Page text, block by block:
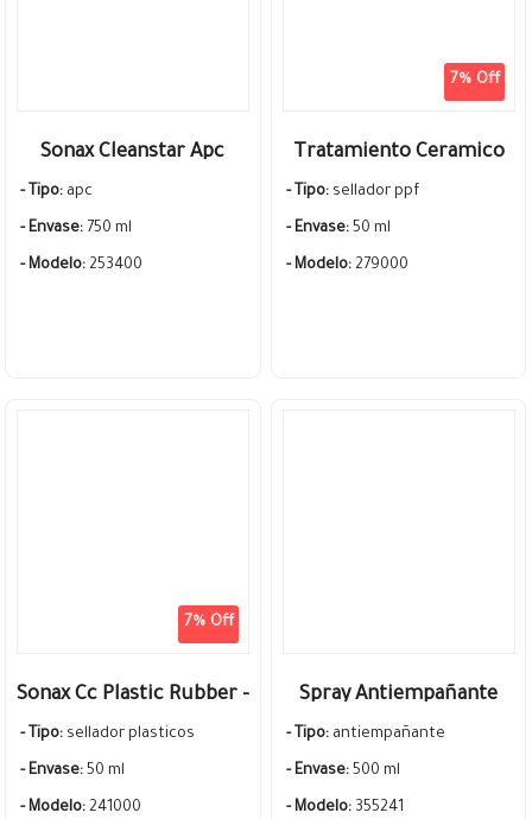
Sonax Cleanstar Apc
Limpiador
Multiproposito Listo
- Tipo: apc
- Envase: 750 ml
- Modelo: 253400
7% Off
Tratamiento Ceramico
Ppf Vinyl Sellador Sonax
Profiline
- Tipo: sellador ppf
- Envase: 50 ml
- Modelo: 279000
7% Off
Sonax Cc Plastic Rubber -
Sellador Ceramico
Plastico Y Goma
- Tipo: sellador plasticos
- Envase: 50 ml
- Modelo: 241000
Spray Antiempañante
Interior Sonax 500 ML
- Tipo: antiempañante
- Envase: 500 ml
- Modelo: 355241